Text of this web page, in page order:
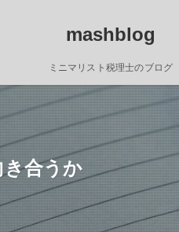
mashblog
ミニマリスト税理士のブログ
き合うか